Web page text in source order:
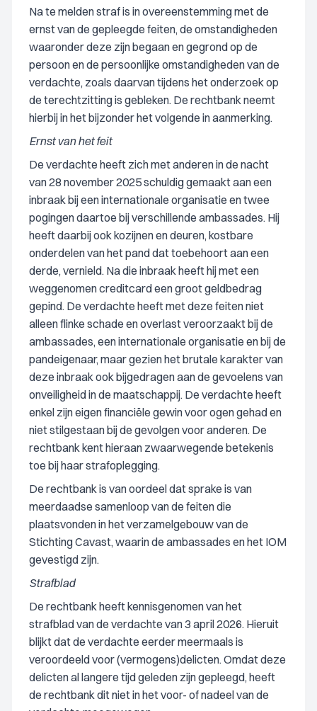
Na te melden straf is in overeenstemming met de
ernst van de gepleegde feiten, de omstandigheden
waaronder deze zijn begaan en gegrond op de
persoon en de persoonlijke omstandigheden van de
verdachte, zoals daarvan tijdens het onderzoek op
de terechtzitting is gebleken. De rechtbank neemt
hierbij in het bijzonder het volgende in aanmerking.
Ernst van het feit
De verdachte heeft zich met anderen in de nacht
van 28 november 2025 schuldig gemaakt aan een
inbraak bij een internationale organisatie en twee
pogingen daartoe bij verschillende ambassades. Hij
heeft daarbij ook kozijnen en deuren, kostbare
onderdelen van het pand dat toebehoort aan een
derde, vernield. Na die inbraak heeft hij met een
weggenomen creditcard een groot geldbedrag
gepind. De verdachte heeft met deze feiten niet
alleen flinke schade en overlast veroorzaakt bij de
ambassades, een internationale organisatie en bij de
pandeigenaar, maar gezien het brutale karakter van
deze inbraak ook bijgedragen aan de gevoelens van
onveiligheid in de maatschappij. De verdachte heeft
enkel zijn eigen financiële gewin voor ogen gehad en
niet stilgestaan bij de gevolgen voor anderen. De
rechtbank kent hieraan zwaarwegende betekenis
toe bij haar strafoplegging.
De rechtbank is van oordeel dat sprake is van
meerdaadse samenloop van de feiten die
plaatsvonden in het verzamelgebouw van de
Stichting Cavast, waarin de ambassades en het IOM
gevestigd zijn.
Strafblad
De rechtbank heeft kennisgenomen van het
strafblad van de verdachte van 3 april 2026. Hieruit
blijkt dat de verdachte eerder meermaals is
veroordeeld voor (vermogens)delicten. Omdat deze
delicten al langere tijd geleden zijn gepleegd, heeft
de rechtbank dit niet in het voor- of nadeel van de